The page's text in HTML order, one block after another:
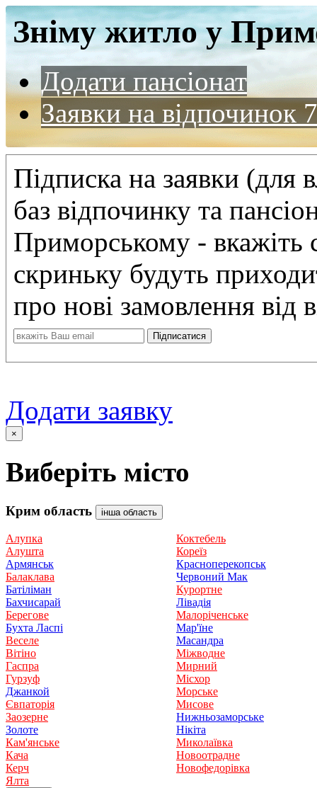
Зніму житло у
Додати пансіонат
Заявки на відпочинок7
Підписка на заявки (для
баз відпочинку та
Приморському - вкажіть
скриньку будуть
про нові замовлення від
Додати заявку
×
Виберіть місто
Крим область інша область
Алупка
Алушта
Армянськ
Балаклава
Батіліман
Бахчисарай
Берегове
Бухта Ласпі
Веселе
Вітіно
Гаспра
Гурзуф
Джанкой
Євпаторія
Заозерне
Золоте
Кам'янське
Кача
Керч
Коктебель
Кореїз
Красноперекопськ
Червоний Мак
Курортне
Лівадія
Малоріченське
Мар'їне
Масандра
Міжводне
Мирний
Місхор
Морське
Мисове
Нижньозаморське
Нікіта
Миколаївка
Новоотрадне
Новофедорівка
Ялта